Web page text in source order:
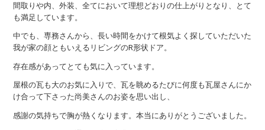
間取りや内、外装、全てにおいて理想どおりの仕上がりとなり、とて
も満足しています。
中でも、専務さんから、長い時間をかけて根気よく探していただいた
我が家の顔ともいえるリビングのR形状ドア。
存在感があってとても気に入っています。
屋根の瓦も大のお気に入りで、瓦を眺めるたびに何度も瓦屋さんにか
け合って下さった尚美さんのお姿を思い出し、
感謝の気持ちで胸が熱くなります。本当にありがとうございました。